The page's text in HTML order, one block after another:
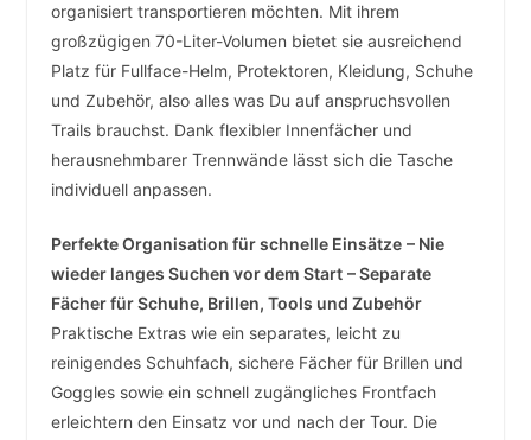
organisiert transportieren möchten. Mit ihrem
großzügigen 70-Liter-Volumen bietet sie ausreichend
Platz für Fullface-Helm, Protektoren, Kleidung, Schuhe
und Zubehör, also alles was Du auf anspruchsvollen
Trails brauchst. Dank flexibler Innenfächer und
herausnehmbarer Trennwände lässt sich die Tasche
individuell anpassen.
Perfekte Organisation für schnelle Einsätze – Nie
wieder langes Suchen vor dem Start – Separate
Fächer für Schuhe, Brillen, Tools und Zubehör
Praktische Extras wie ein separates, leicht zu
reinigendes Schuhfach, sichere Fächer für Brillen und
Goggles sowie ein schnell zugängliches Frontfach
erleichtern den Einsatz vor und nach der Tour. Die